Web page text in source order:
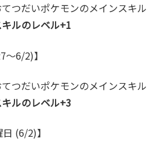
つだいポケモンのメインスキル
ルのレベル+1
～6/2)】
つだいポケモンのメインスキル
ルのレベル+3
(6/2)】